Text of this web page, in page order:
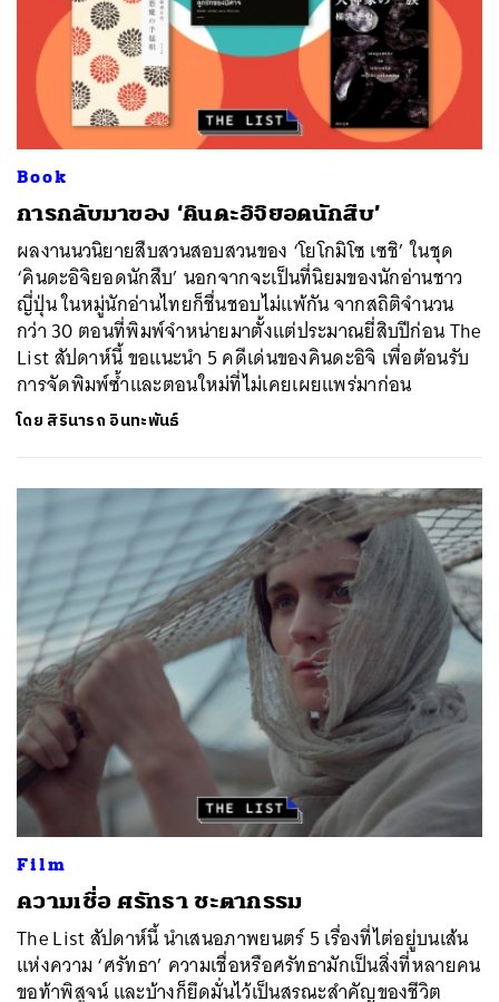
Book
การกลับมาของ ‘คินดะอิจิยอดนักสืบ’
ผลงานนวนิยายสืบสวนสอบสวนของ ‘โยโกมิโซ เซชิ’ ในชุด
‘คินดะอิจิยอดนักสืบ’ นอกจากจะเป็นที่นิยมของนักอ่านชาว
ญี่ปุ่น ในหมู่นักอ่านไทยก็ชื่นชอบไม่แพ้กัน จากสถิติจำนวน
กว่า 30 ตอนที่พิมพ์จำหน่ายมาตั้งแต่ประมาณยี่สิบปีก่อน The
List สัปดาห์นี้ ขอแนะนำ 5 คดีเด่นของคินดะอิจิ เพื่อต้อนรับ
การจัดพิมพ์ซ้ำและตอนใหม่ที่ไม่เคยเผยแพร่มาก่อน
โดย สิรินารถ อินทะพันธ์
Film
ความเชื่อ ศรัทธา ชะตากรรม
The List สัปดาห์นี้ นำเสนอภาพยนตร์ 5 เรื่องที่ไต่อยู่บนเส้น
แห่งความ ‘ศรัทธา’ ความเชื่อหรือศรัทธามักเป็นสิ่งที่หลายคน
ขอท้าพิสูจน์ และบ้างก็ยึดมั่นไว้เป็นสรณะสำคัญของชีวิต